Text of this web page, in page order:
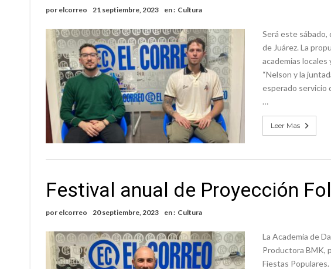
por elcorreo 21 septiembre, 2023 en : Cultura
Será este
de Juárez. La
academias locales
“Nelson y la
esperado servicio
…
Leer Mas
Festival anual de Proyección
por elcorreo 20 septiembre, 2023 en : Cultura
La Academia de
Productora BMK,
Fiestas